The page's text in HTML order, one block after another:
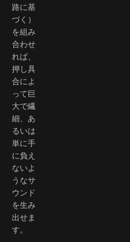
路に基
づく）
を組み
合わせ
れば、
押し具
合によ
って巨
大で繊
細、あ
るいは
単に手
に負え
ないよ
うなサ
ウンド
を生み
出せま
す。